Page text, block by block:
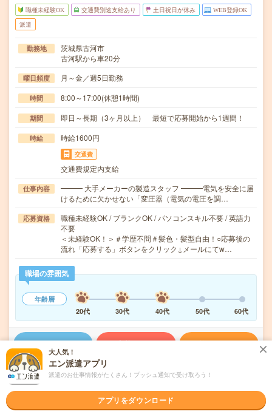
職種未経験OK 交通費別途支給あり 土日祝日が休み WEB登録OK
派遣
勤務地
茨城県古河市
古河駅から車20分
曜日頻度 月～金／週5日勤務
時間 8:00～17:00(休憩1時間)
期間 即日～長期（3ヶ月以上） 最短で応募開始から1週間！
時給 時給1600円
交通費
交通費規定内支給
仕事内容
━━━ 大手メーカーの製造スタッフ ━━━電気を安全に届
けるために欠かせない「変圧器（電気の電圧を調…
応募資格
職種未経験OK / ブランクOK / パソコンスキル不要 / 英語力
不要
＜未経験OK！＞＃学歴不問＃髪色・髪型自由！○応募後の
流れ「応募する」ボタンをクリック↓メールにてw…
職場の雰囲気
年齢層
20代
30代 40代 50代 60代
気になる! 応募へ進む 詳しく見る
派遣会社 株式会社ウィルオブ・ワーク FO事業部
大人気！
エン派遣アプリ
派遣のお仕事情報がたくさん！プッシュ通知で受け取ろう！
アプリをダウンロード